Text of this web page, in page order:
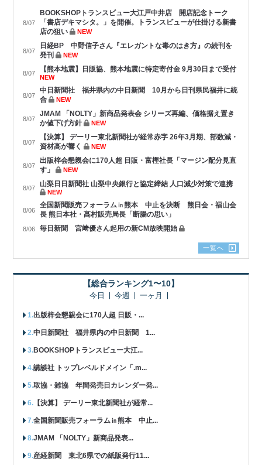
8/07
BOOKSHOPトランスビュー大江戸中井店 開店記念トーク
「書店デキマシタ。」を開催。トランスビューが仕掛ける新書
店の狙い
NEW
8/07
日経BP 中野信子さん『エレガントな毒のはき方』の続刊を
発刊
NEW
8/07 【熊本地震】日販協、熊本地震に特定寄付金 9月30日まで受付
NEW
8/07
中日新聞社 福井県内の中日新聞 10月から日刊県民福井に統
合
NEW
8/07
JMAM 「NOLTY」新商品発表会 シリーズ再編、価格据え置き
か値下げ方針
NEW
8/07
【決算】 デーリー東北新聞社が経常赤字 26年3月期、部数減・
資材高が響く
NEW
8/07
出版梓会懇親会に170人超 日販・富樫社長「マージン配分見直
す」
NEW
8/07 山梨日日新聞社 山梨中央銀行と協定締結 人口減少対策で連携
NEW
8/06
全国新聞販売フォーラム㏌熊本 中止を決断 熊日会・福山会
長 熊日本社・髙村販売局長「断腸の思い」
8/06 毎日新聞 宮﨑優さん起用の新CM放映開始
一覧へ
【総合ランキング1〜10】
今日 今週 一ヶ月
出版梓会懇親会に170人超 日販・...
中日新聞社 福井県内の中日新聞 1...
BOOKSHOPトランスビュー大江...
講談社 トップレベルドメイン「.m...
取協・雑協 年間発売日カレンダー発...
【決算】 デーリー東北新聞社が経常...
全国新聞販売フォーラム㏌熊本 中止...
JMAM 「NOLTY」新商品発表...
産経新聞 東北6県での紙版発行11...